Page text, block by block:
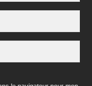
le navigateur pour mon